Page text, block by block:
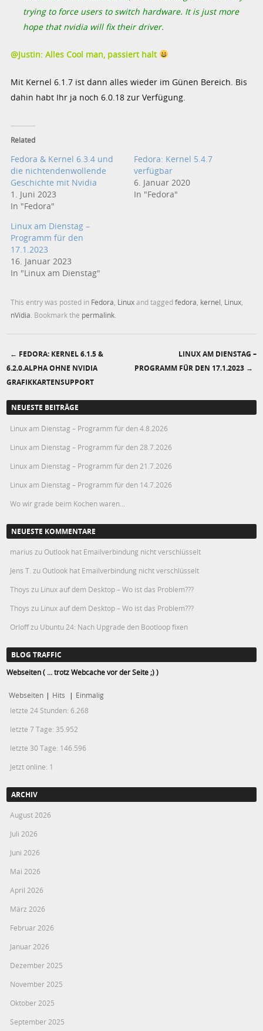
trying to force users to switch hardware. It is just more
hope that nvidia will fix their driver.
@Justin: Alles Cool man, passiert halt
Mit Kernel 6.1.7 ist dann alles wieder im Günen Bereich. Bis
dahin habt Ihr ja noch 6.0.18 zur Verfügung.
Related
Fedora & Kernel 6.3.4 und
die nichtendenwollende
Geschichte mit Nvidia
1. Juni 2023
In "Fedora"
Fedora: Kernel 5.4.7
verfügbar
6. Januar 2020
In "Fedora"
Linux am Dienstag –
Programm für den
17.1.2023
16. Januar 2023
In "Linux am Dienstag"
This entry was posted in Fedora Linuxand taggedfedora kernel Linux
nVidia . Bookmark the permalink
Post navigation
← FEDORA: KERNEL 6.1.5 &
6.2.0.ALPHA OHNE NVIDIA
GRAFIKKARTENSUPPORT
LINUX AM DIENSTAG –
PROGRAMM FÜR DEN 17.1.2023 →
NEUESTE BEITRÄGE
Linux am Dienstag – Programm für den 4.8.2026
Linux am Dienstag – Programm für den 28.7.2026
Linux am Dienstag – Programm für den 21.7.2026
Linux am Dienstag – Programm für den 14.7.2026
Wo wir grade beim Kochen waren…
NEUESTE KOMMENTARE
marius zu Outlook hat Emailverbindung nicht verschlüsselt
Jens T. zu Outlook hat Emailverbindung nicht verschlüsselt
Thoys zu Linux auf dem Desktop – Wo ist das Problem???
Thoys zu Linux auf dem Desktop – Wo ist das Problem???
Orloffzu Ubuntu 24: Nach Upgrade den Bootloop fixen
BLOG TRAFFIC
Webseiten ( ... trotz Webcache vor der Seite ;) )
Webseiten | Hits | Einmalig
letzte 24 Stunden:6.268
letzte 7 Tage: 35.952
letzte 30 Tage: 146.596
Jetzt online: 1
ARCHIV
August 2026
Juli 2026
Juni 2026
Mai 2026
April 2026
März 2026
Februar 2026
Januar 2026
Dezember 2025
November 2025
Oktober 2025
September 2025